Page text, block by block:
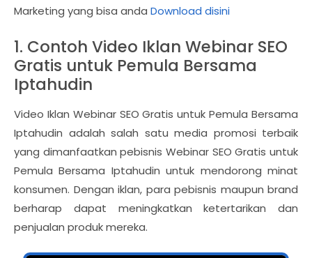
Marketing yang bisa anda Download disini
1. Contoh Video Iklan Webinar SEO
Gratis untuk Pemula Bersama
Iptahudin
Video Iklan Webinar SEO Gratis untuk Pemula Bersama
Iptahudin adalah salah satu media promosi terbaik
yang dimanfaatkan pebisnis Webinar SEO Gratis untuk
Pemula Bersama Iptahudin untuk mendorong minat
konsumen. Dengan iklan, para pebisnis maupun brand
berharap dapat meningkatkan ketertarikan dan
penjualan produk mereka.